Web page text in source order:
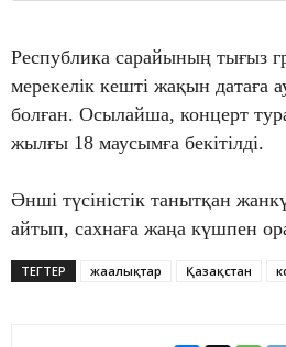
Республика сарайының тығыз
мерекелік кешті жақын датаға
болған. Осылайша, концерт
жылғы 18 маусымға бекітілді.
Әнші түсіністік танытқан
айтып, сахнаға жаңа күшпен
ТЕГТЕР жаңалықтар Қазақстан